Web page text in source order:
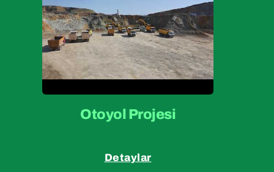
Otoyol Projesi
Detaylar